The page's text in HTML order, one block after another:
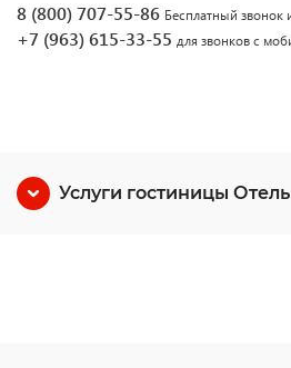
8 (800) 707-55-86 Бесплатный звонок
+7 (963) 615-33-55 для звонков с
Услуги гостиницы